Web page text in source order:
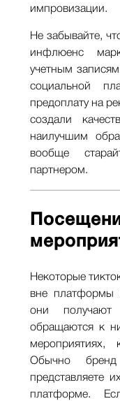
импровизации.
Не забывайте,
инфлюенс
учетным
социальной
предоплату на
создали
наилучшим
вообще
партнером.
Некоторые
вне платформы
они
обращаются к
мероприятиях,
Обычно
представляете
платформе.